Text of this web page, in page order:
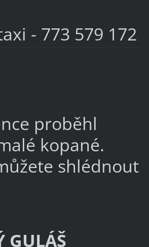
- 773 579 172
proběhl
kopané.
shlédnout
GULÁŠ